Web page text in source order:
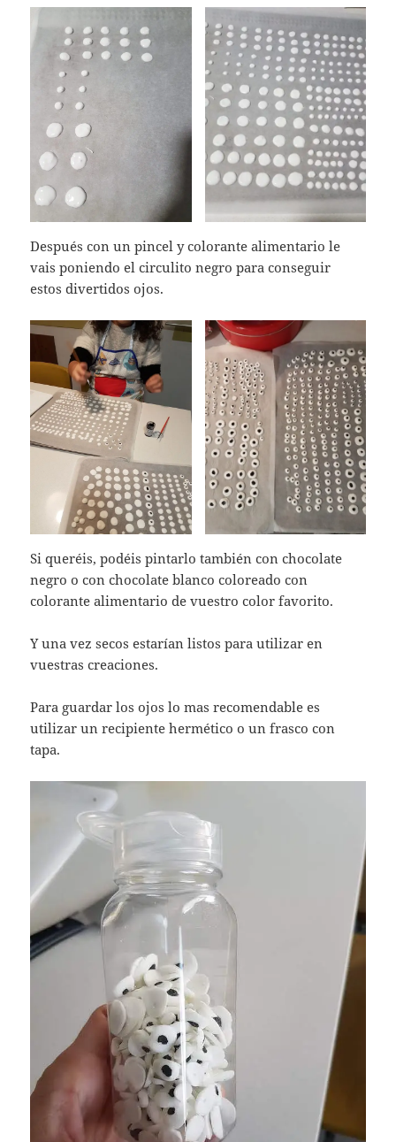
Después con un pincel y colorante alimentario le
vais poniendo el circulito negro para conseguir
estos divertidos ojos.
Si queréis, podéis pintarlo también con chocolate
negro o con chocolate blanco coloreado con
colorante alimentario de vuestro color favorito.
Y una vez secos estarían listos para utilizar en
vuestras creaciones.
Para guardar los ojos lo mas recomendable es
utilizar un recipiente hermético o un frasco con
tapa.